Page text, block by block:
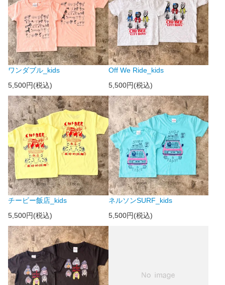
ワンダブル_kids
5,500円(税込)
Off We Ride_kids
5,500円(税込)
チービー飯店_kids
5,500円(税込)
ネルソンSURF_kids
5,500円(税込)